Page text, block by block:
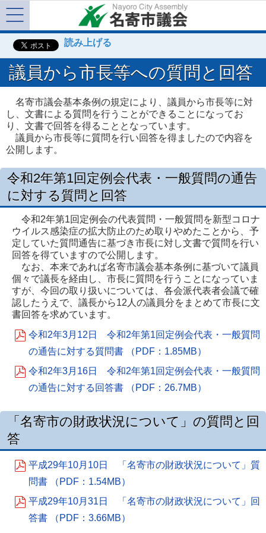
Menu
読み上げる
議員から市長等への質問と回答
名寄市議会基本条例の規定により、議員から市長等に対
し、文書による質問を行うことができることになってお
り、文書で回答を得ることとなっています。
議員から市長等に質問を行い回答を得ましたので内容を
公開します。
令和2年第1回定例会代表・一般質問の通告
に対する質問と回答
令和2年第1回定例会の代表質問・一般質問を新型コロナ
ウイルス感染症の拡大防止のため取りやめたことから、予
定していた質問通告に基づき市長に対し文書で質問を行い
回答を得ていますので公開します。
なお、本来であれば名寄市議会基本条例に基づいて議員
個々で議長を経由し、市長に質問を行うことになっていま
すが、今回の取り扱いについては、各会派代表者会議で確
認したうえで、議長から12人の議員分をまとめて市長に文
書回答を求めています。
令和2年3月12日 令和2年第1回定例会代表・一般質問
の通告に対する質問書 （PDF：1.85MB）
令和2年3月16日 令和2年第1回定例会代表・一般質問
の通告に対する回答書 （PDF：26.7MB）
「名寄市の財政状況について」の質問と回
答
平成29年10月10日 「名寄市の財政状況について」質
問書 （PDF：1.54MB）
平成29年10月31日 「名寄市の財政状況について」回
答書 （PDF：3.66MB）